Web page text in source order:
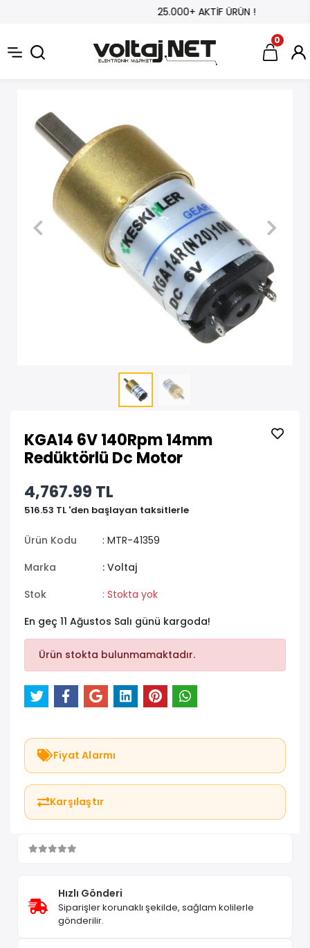
25.000+ AKTİF ÜRÜN !
0
KGA14 6V 140Rpm 14mm
Redüktörlü Dc Motor
4,767.99 TL
516.53 TL 'den başlayan taksitlerle
Ürün Kodu
: MTR-41359
Marka
: Voltaj
Stok
: Stokta yok
En geç 11 Ağustos Salı günü kargoda!
Ürün stokta bulunmamaktadır.
Fiyat Alarmı
Karşılaştır
Hızlı Gönderi
Siparişler korunaklı şekilde, sağlam kolilerle
gönderilir.